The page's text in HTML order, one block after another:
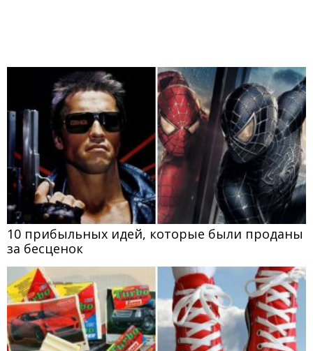
10 прибыльных идей, которые были проданы
за бесценок